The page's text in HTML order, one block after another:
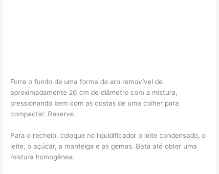
Forre o fundo de uma forma de aro removível de
aproximadamente 26 cm de diâmetro com a mistura,
pressionando bem com as costas de uma colher para
compactar. Reserve.
Para o recheio, coloque no liquidificador o leite condensado, o
leite, o açúcar, a manteiga e as gemas. Bata até obter uma
mistura homogênea.